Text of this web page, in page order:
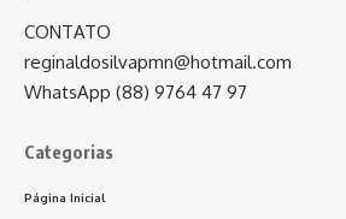
CONTATO
reginaldosilvapmn@hotmail.com
WhatsApp (88) 9764 47 97
Categorias
Página Inicial